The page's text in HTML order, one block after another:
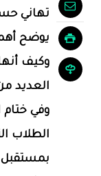
تهاني
يوضح
وكيف
العديد
وفي
الطلاب